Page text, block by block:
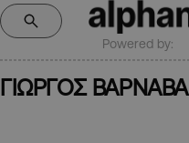
Powered by:
ΓΙΩΡΓΟΣ ΒΑΡΝΑΒΑ